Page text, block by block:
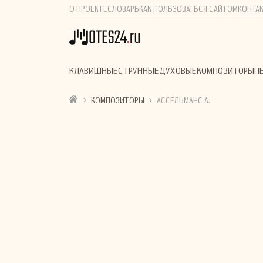
О ПРОЕКТЕСЛОВАРЬ КАК ПОЛЬЗОВАТЬСЯ САЙТОМ
КЛАВИШНЫЕСТРУННЫЕДУХОВЫЕКОМПОЗИТОРЫ
› КОМПОЗИТОРЫ › АССЕЛЬМАНС А.